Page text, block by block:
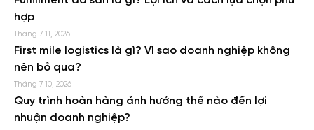
hợp
Tháng 7 11, 2026
First mile logistics là gì? Vì sao doanh nghiệp không
nên bỏ qua?
Tháng 7 10, 2026
Quy trình hoàn hàng ảnh hưởng thế nào đến lợi
nhuận doanh nghiệp?